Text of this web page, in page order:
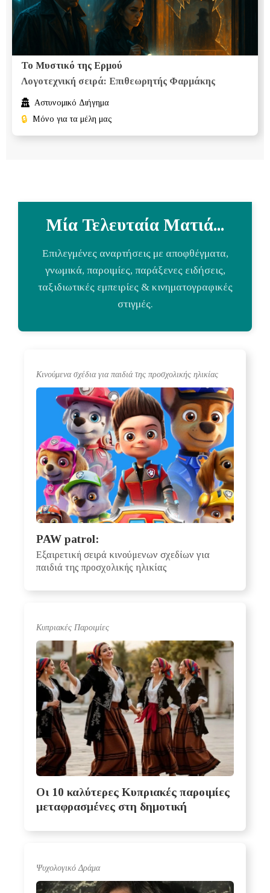
Το Μυστικό της Ερμού
Λογοτεχνική σειρά: Επιθεωρητής Φαρμάκης
Αστυνομικό Διήγημα
🔒 Μόνο για τα μέλη μας
Μία Τελευταία Ματιά...
Επιλεγμένες αναρτήσεις με αποφθέγματα,
γνωμικά, παροιμίες, παράξενες ειδήσεις,
ταξιδιωτικές εμπειρίες & κινηματογραφικές
στιγμές.
Κινούμενα σχέδια για παιδιά της προσχολικής ηλικίας
PAW patrol:
Εξαιρετική σειρά κινούμενων σχεδίων για
παιδιά της προσχολικής ηλικίας
Κυπριακές Παροιμίες
Οι 10 καλύτερες Κυπριακές παροιμίες
μεταφρασμένες στη δημοτική
Ψυχολογικό Δράμα